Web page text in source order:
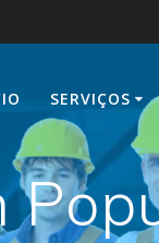
SERVIÇOS